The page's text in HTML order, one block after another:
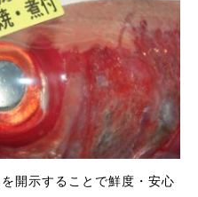
開示することで鮮度・安心